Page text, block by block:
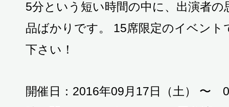
5分という短い時間の中に、出演者
品ばかりです。 15席限定のイベン
下さい！
開催日：2016年09月17日（土） 〜